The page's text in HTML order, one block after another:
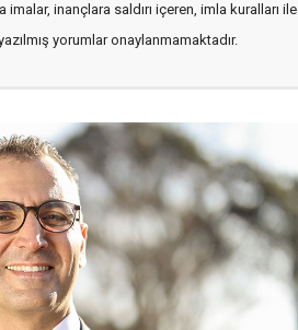
inançlara saldırı içeren, imla kuralları ile
yorumlar onaylanmamaktadır.